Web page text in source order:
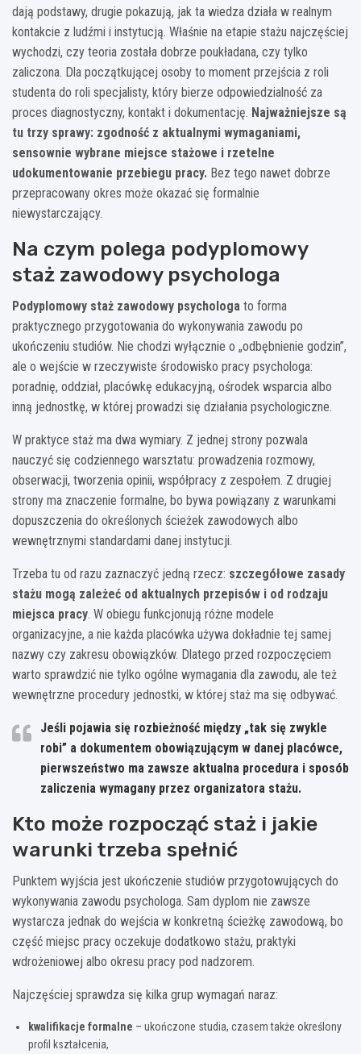
dają podstawy, drugie pokazują, jak ta wiedza działa w realnym
kontakcie z ludźmi i instytucją. Właśnie na etapie stażu najczęściej
wychodzi, czy teoria została dobrze poukładana, czy tylko
zaliczona. Dla początkującej osoby to moment przejścia z roli
studenta do roli specjalisty, który bierze odpowiedzialność za
proces diagnostyczny, kontakt i dokumentację. Najważniejsze są
tu trzy sprawy: zgodność z aktualnymi wymaganiami,
sensownie wybrane miejsce stażowe i rzetelne
udokumentowanie przebiegu pracy. Bez tego nawet dobrze
przepracowany okres może okazać się formalnie
niewystarczający.
Na czym polega podyplomowy
staż zawodowy psychologa
Podyplomowy staż zawodowy psychologa to forma
praktycznego przygotowania do wykonywania zawodu po
ukończeniu studiów. Nie chodzi wyłącznie o „odbębnienie godzin”,
ale o wejście w rzeczywiste środowisko pracy psychologa:
poradnię, oddział, placówkę edukacyjną, ośrodek wsparcia albo
inną jednostkę, w której prowadzi się działania psychologiczne.
W praktyce staż ma dwa wymiary. Z jednej strony pozwala
nauczyć się codziennego warsztatu: prowadzenia rozmowy,
obserwacji, tworzenia opinii, współpracy z zespołem. Z drugiej
strony ma znaczenie formalne, bo bywa powiązany z warunkami
dopuszczenia do określonych ścieżek zawodowych albo
wewnętrznymi standardami danej instytucji.
Trzeba tu od razu zaznaczyć jedną rzecz: szczegółowe zasady
stażu mogą zależeć od aktualnych przepisów i od rodzaju
miejsca pracy. W obiegu funkcjonują różne modele
organizacyjne, a nie każda placówka używa dokładnie tej samej
nazwy czy zakresu obowiązków. Dlatego przed rozpoczęciem
warto sprawdzić nie tylko ogólne wymagania dla zawodu, ale też
wewnętrzne procedury jednostki, w której staż ma się odbywać.
Jeśli pojawia się rozbieżność między „tak się zwykle
robi” a dokumentem obowiązującym w danej placówce,
pierwszeństwo ma zawsze aktualna procedura i sposób
zaliczenia wymagany przez organizatora stażu.
Kto może rozpocząć staż i jakie
warunki trzeba spełnić
Punktem wyjścia jest ukończenie studiów przygotowujących do
wykonywania zawodu psychologa. Sam dyplom nie zawsze
wystarcza jednak do wejścia w konkretną ścieżkę zawodową, bo
część miejsc pracy oczekuje dodatkowo stażu, praktyki
wdrożeniowej albo okresu pracy pod nadzorem.
Najczęściej sprawdza się kilka grup wymagań naraz:
kwalifikacje formalne – ukończone studia, czasem także określony
profil kształcenia,